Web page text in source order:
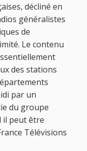
décliné en
généralistes
de
Le contenu
des stations
par un
du groupe
il peut être
Télévisions